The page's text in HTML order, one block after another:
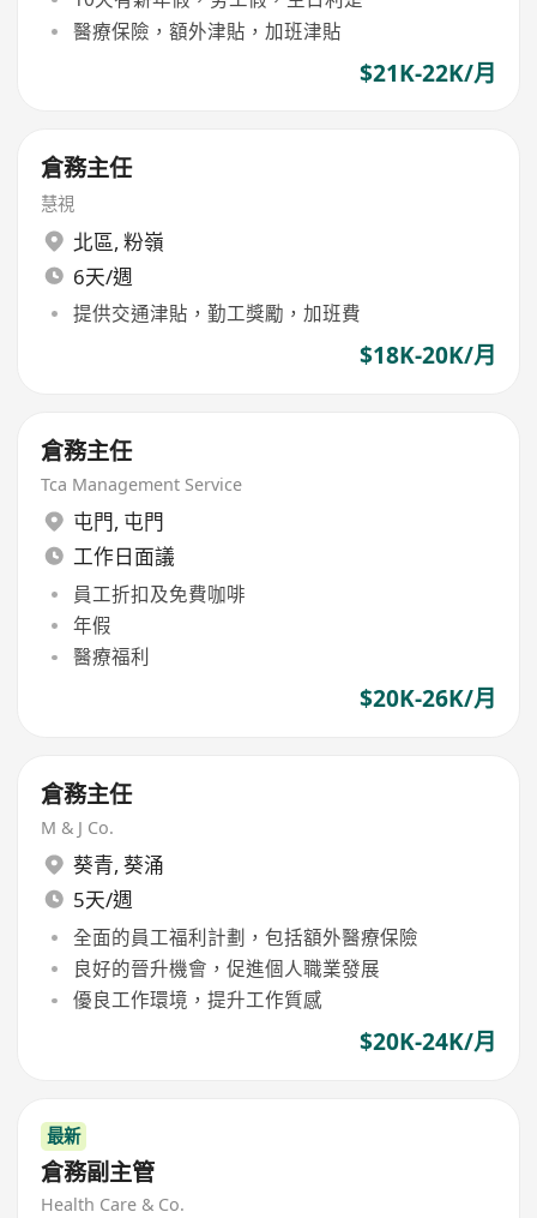
醫療保險，額外津貼，加班津貼
$21K-22K/月
倉務主任
慧視
北區, 粉嶺
6天/週
提供交通津貼，勤工獎勵，加班費
$18K-20K/月
倉務主任
Tca Management Service
屯門, 屯門
工作日面議
員工折扣及免費咖啡
年假
醫療福利
$20K-26K/月
倉務主任
M & J Co.
葵青, 葵涌
5天/週
全面的員工福利計劃，包括額外醫療保險
良好的晉升機會，促進個人職業發展
優良工作環境，提升工作質感
$20K-24K/月
最新
倉務副主管
Health Care & Co.